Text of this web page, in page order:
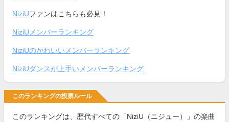
NiziUファンはこちらも必見！
NiziUメンバーランキング
NiziUのかわいいメンバーランキング
NiziUダンスが上手いメンバーランキング
このランキングの投票ルール
このランキングは、歴代すべての「NiziU（ニジュー）」の楽曲